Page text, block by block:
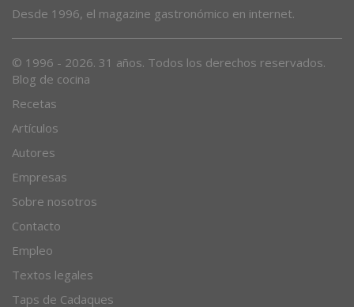
Desde 1996, el magazine gastronómico en internet.
© 1996 - 2026. 31 años. Todos los derechos reservados.
Blog de cocina
Recetas
Artículos
Autores
Empresas
Sobre nosotros
Contacto
Empleo
Textos legales
Taps de Cadaques